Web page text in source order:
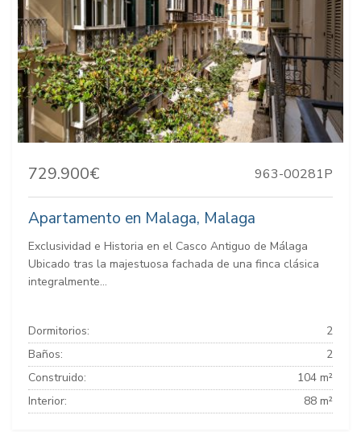
729.900€ 963-00281P
Apartamento en Malaga, Malaga
Exclusividad e Historia en el Casco Antiguo de Málaga
Ubicado tras la majestuosa fachada de una finca clásica
integralmente...
Dormitorios:
2
Baños:
2
Construido:
104 m²
Interior:
88 m²